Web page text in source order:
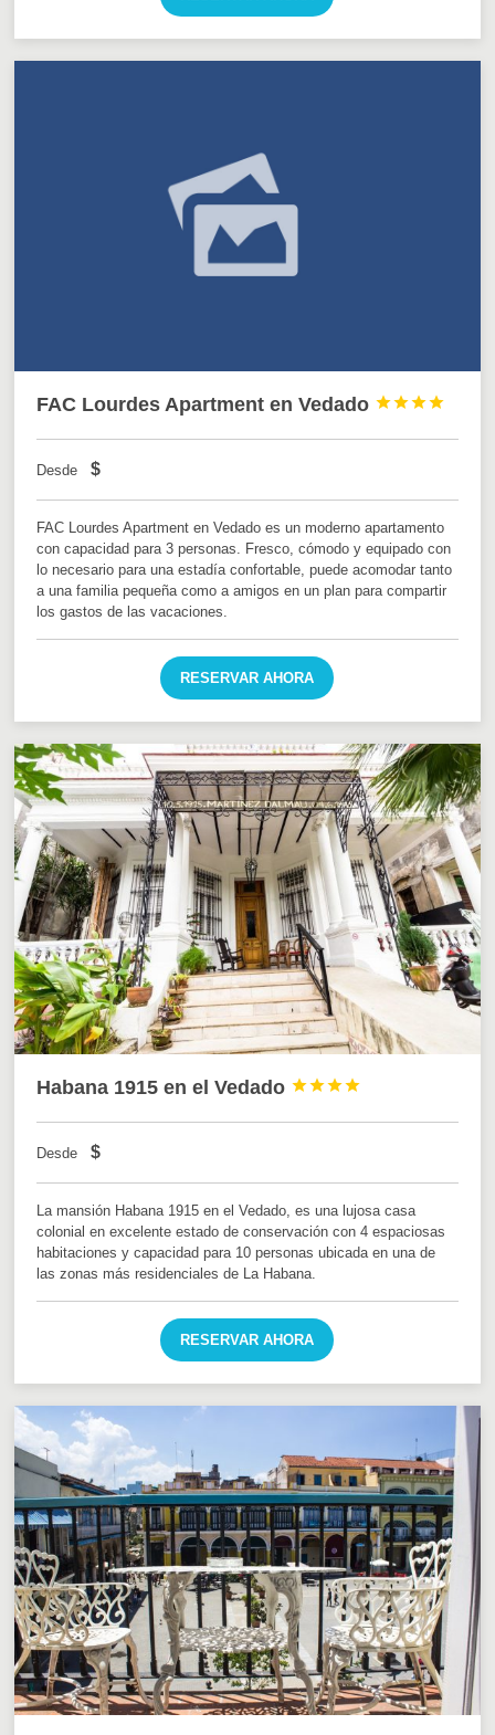
FAC Lourdes Apartment en Vedado 



Desde $
FAC Lourdes Apartment en Vedado es un moderno apartamento
con capacidad para 3 personas. Fresco, cómodo y equipado con
lo necesario para una estadía confortable, puede acomodar tanto
a una familia pequeña como a amigos en un plan para compartir
los gastos de las vacaciones.
RESERVAR AHORA
Habana 1915 en el Vedado 



Desde $
La mansión Habana 1915 en el Vedado, es una lujosa casa
colonial en excelente estado de conservación con 4 espaciosas
habitaciones y capacidad para 10 personas ubicada en una de
las zonas más residenciales de La Habana.
RESERVAR AHORA